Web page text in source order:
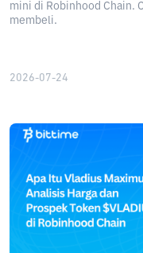
mini di Robinhood Chain.
membeli.
2026-07-24